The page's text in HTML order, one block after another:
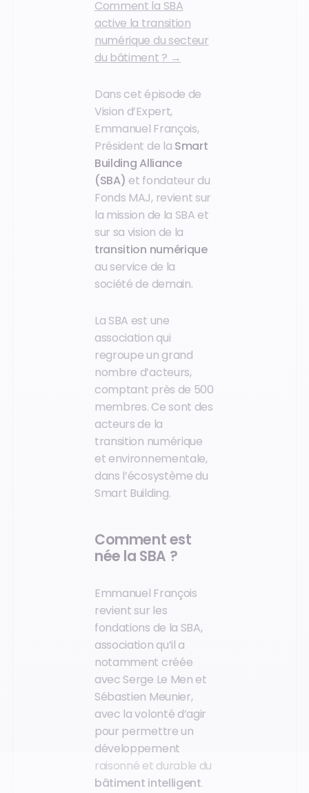
Comment la SBA
active la transition
numérique du secteur
du bâtiment ? →
Dans cet épisode de
Vision d’Expert,
Emmanuel François,
Président de la Smart
Building Alliance
(SBA) et fondateur du
Fonds MAJ, revient sur
la mission de la SBA et
sur sa vision de la
transition numérique
au service de la
société de demain.
La SBA est une
association qui
regroupe un grand
nombre d’acteurs,
comptant près de 500
membres. Ce sont des
acteurs de la
transition numérique
et environnementale,
dans l’écosystème du
Smart Building.
Comment est
née la SBA ?
Emmanuel François
revient sur les
fondations de la SBA,
association qu’il a
notamment créée
avec Serge Le Men et
Sébastien Meunier,
avec la volonté d’agir
pour permettre un
développement
raisonné et durable du
bâtiment intelligent.